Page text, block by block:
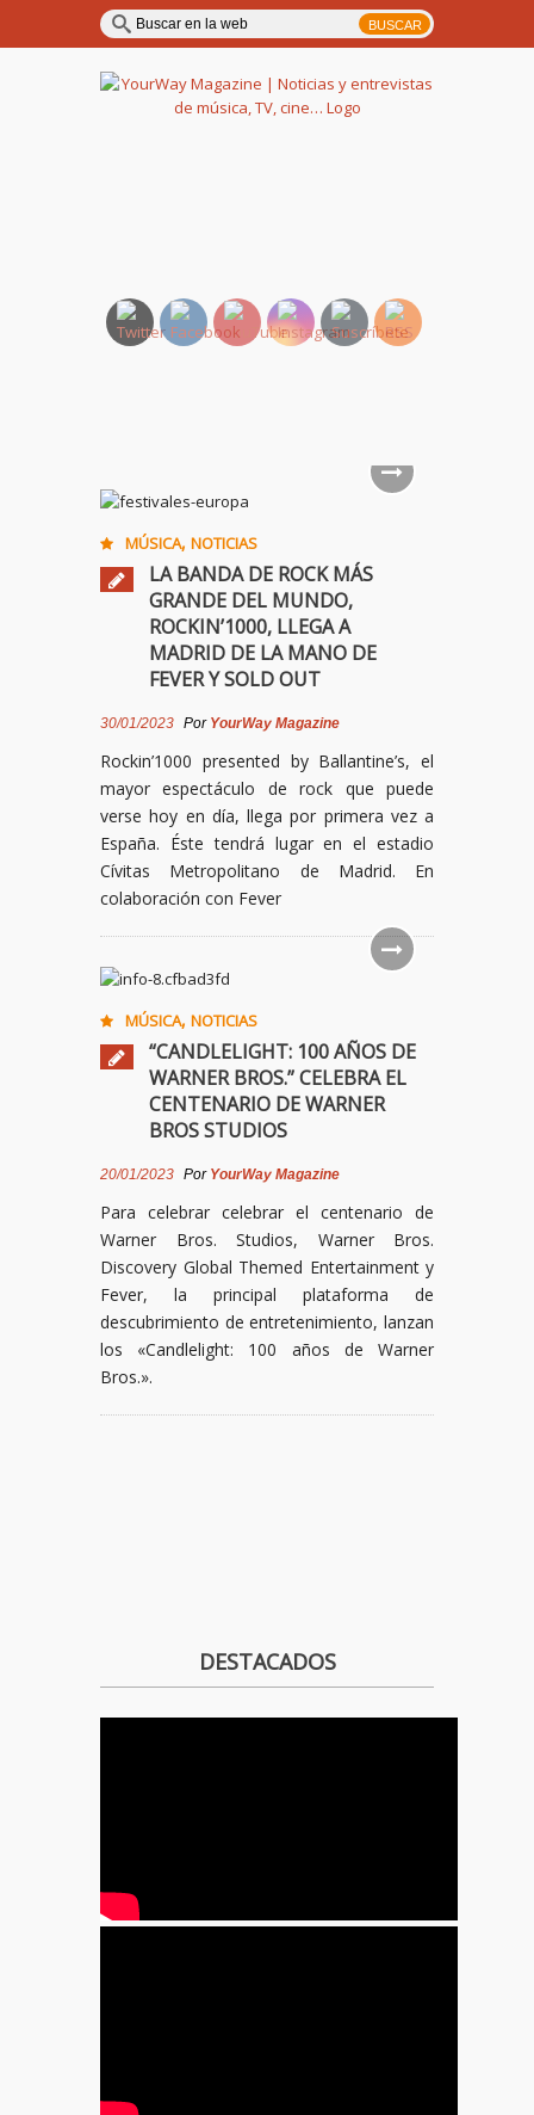
MÚSICA, NOTICIAS
LA BANDA DE ROCK MÁS
GRANDE DEL MUNDO,
ROCKIN’1000, LLEGA A
MADRID DE LA MANO DE
FEVER Y SOLD OUT
30/01/2023 Por YourWay Magazine
Rockin’1000 presented by Ballantine’s, el
mayor espectáculo de rock que puede
verse hoy en día, llega por primera vez a
España. Éste tendrá lugar en el estadio
Cívitas Metropolitano de Madrid. En
colaboración con Fever
MÚSICA, NOTICIAS
“CANDLELIGHT: 100 AÑOS DE
WARNER BROS.” CELEBRA EL
CENTENARIO DE WARNER
BROS STUDIOS
20/01/2023 Por YourWay Magazine
Para celebrar celebrar el centenario de
Warner Bros. Studios, Warner Bros.
Discovery Global Themed Entertainment y
Fever, la principal plataforma de
descubrimiento de entretenimiento, lanzan
los «Candlelight: 100 años de Warner
Bros.».
DESTACADOS